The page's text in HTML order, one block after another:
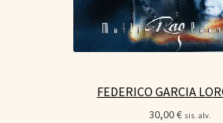
FEDERICO GARCIA
30,00€ sis. alv.